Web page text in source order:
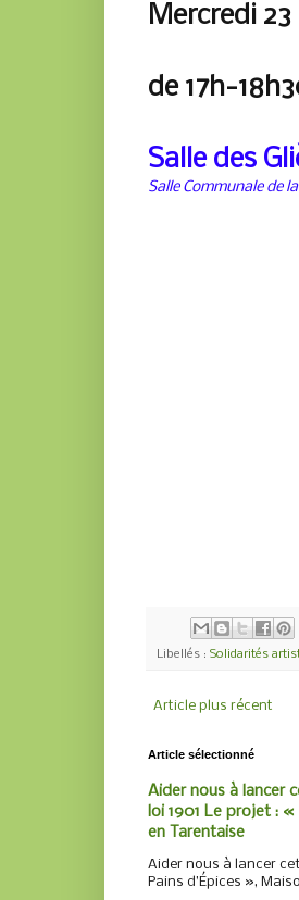
Mercredi
de 17h-
Salle des
Salle Communale de
Libellés : Solidarités
Article plus récent
Article sélectionné
Aider nous à lancer
loi 1901 Le projet : «
en Tarentaise
Aider nous à lancer
Pains d’Épices »,